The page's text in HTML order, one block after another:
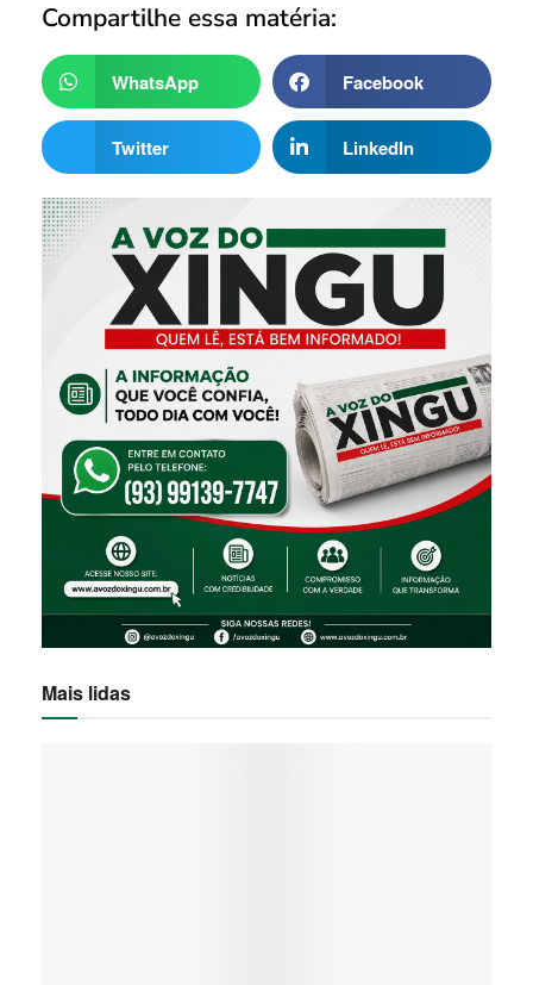
Compartilhe essa matéria:
WhatsApp Facebook
Twitter LinkedIn
Mais lidas